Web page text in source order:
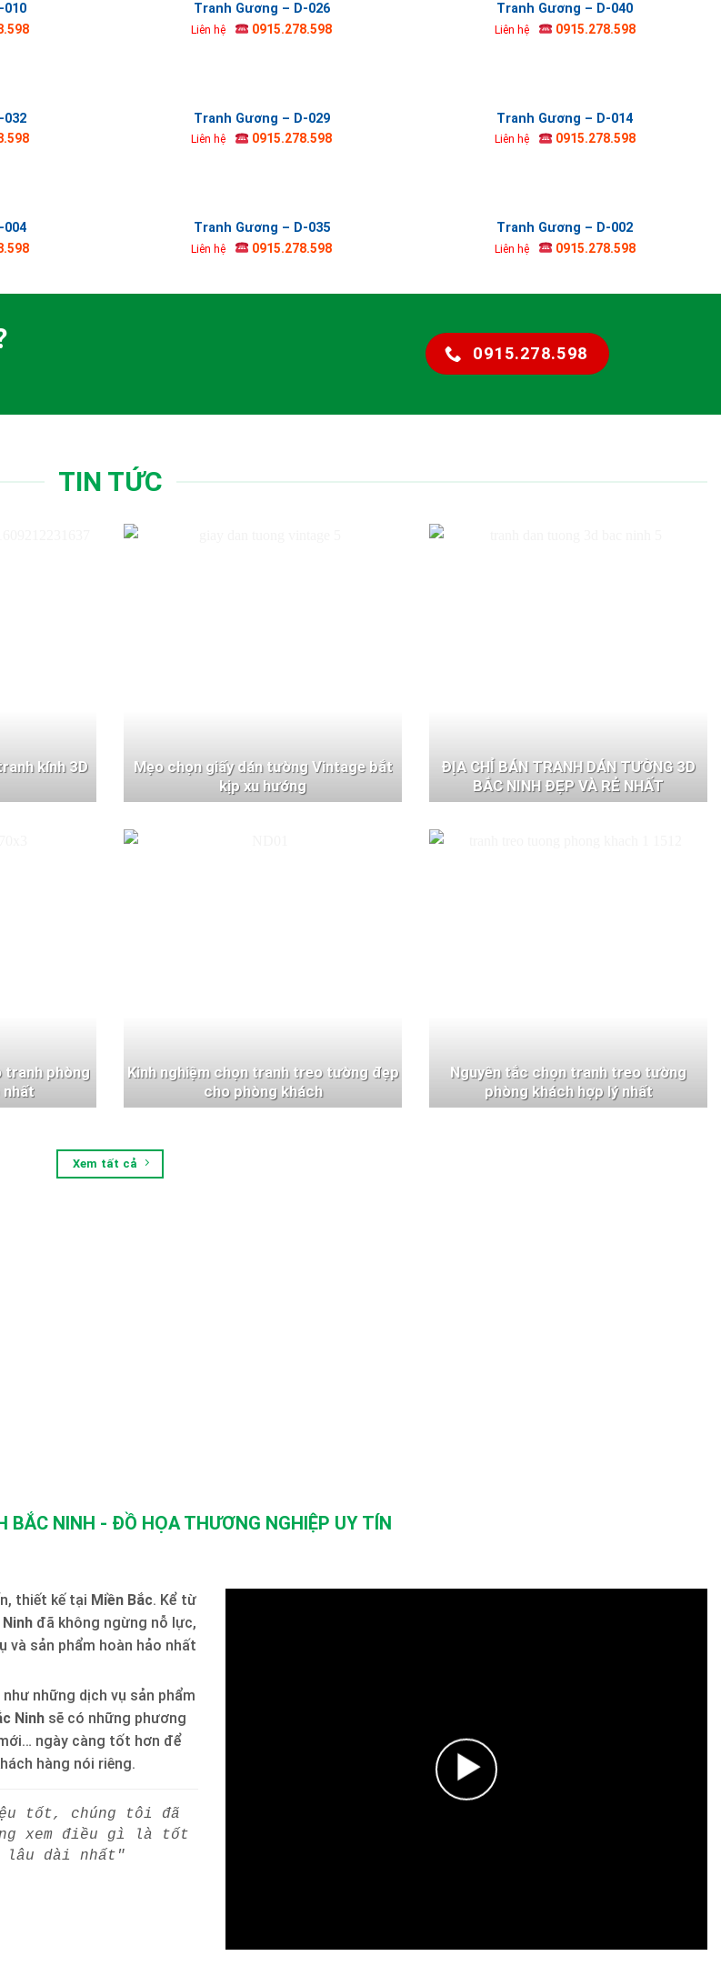
010 Tranh Gương – D-026
Liên hệ 0915.278.598
Tranh Gương – D-040
Liên hệ 0915.278.598
032 Tranh Gương – D-029
Liên hệ 0915.278.598
Tranh Gương – D-014
Liên hệ 0915.278.598
004 Tranh Gương – D-035
Liên hệ 0915.278.598
Tranh Gương – D-002
Liên hệ 0915.278.598
0915.278.598
TIN TỨC
kính 3D
Mẹo chọn giấy dán tường Vintage bắt
kịp xu hướng
ĐỊA CHỈ BÁN TRANH DÁN TƯỜNG 3D
BẮC NINH ĐẸP VÀ RẺ NHẤT
tranh phòng
nhất
Kinh nghiệm chọn tranh treo tường đẹp
cho phòng khách
Nguyên tắc chọn tranh treo tường
phòng khách hợp lý nhất
Xem tất cả
BẮC NINH - ĐỒ HỌA THƯƠNG NGHIỆP UY TÍN
thiết kế tại Miền Bắc. Kể từ
đã không ngừng nỗ lực,
và sản phẩm hoàn hảo nhất
những dịch vụ sản phẩm
Ninh sẽ có những phương
ngày càng tốt hơn để
hàng nói riêng.
tốt, chúng tôi đã
xem điều gì là tốt
lâu dài nhất"